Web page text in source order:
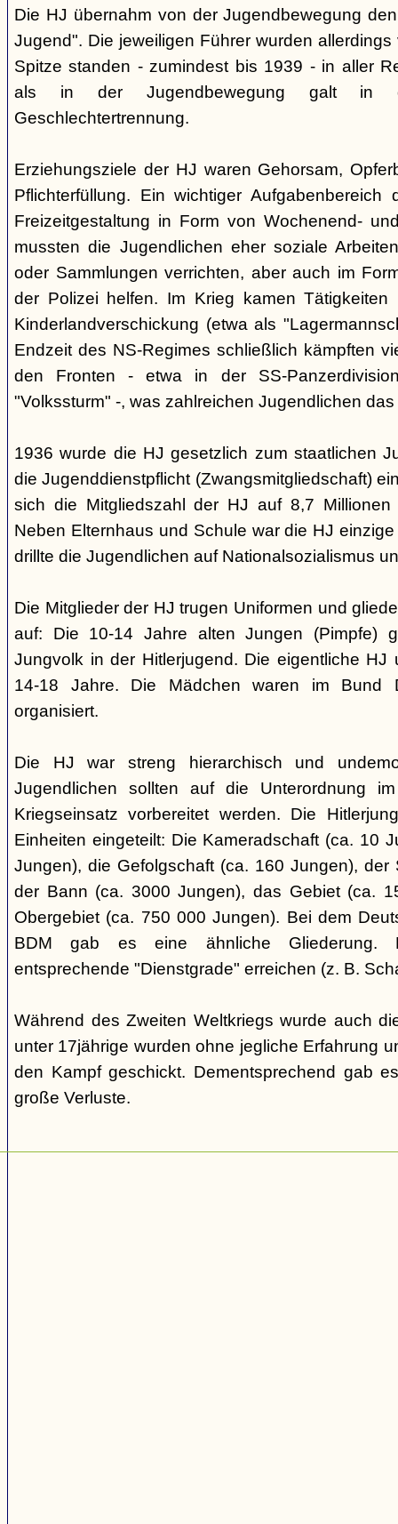
Die HJ übernahm von der Jugendbewegung
Jugend". Die jeweiligen Führer wurden
Spitze standen - zumindest bis 1939 - in aller
als in der Jugendbewegung galt in
Geschlechtertrennung.
Erziehungsziele der HJ waren Gehorsam,
Pflichterfüllung. Ein wichtiger
Freizeitgestaltung in Form von Wochenend-
mussten die Jugendlichen eher soziale
oder Sammlungen verrichten, aber auch im
der Polizei helfen. Im Krieg kamen
Kinderlandverschickung (etwa als
Endzeit des NS-Regimes schließlich kämpften
den Fronten - etwa in der SS-
"Volkssturm" -, was zahlreichen Jugendlichen
1936 wurde die HJ gesetzlich zum staatlichen
die Jugenddienstpflicht (Zwangsmitgliedschaft)
sich die Mitgliedszahl der HJ auf 8,7 Millionen
Neben Elternhaus und Schule war die HJ
drillte die Jugendlichen auf Nationalsozialismus
Die Mitglieder der HJ trugen Uniformen und
auf: Die 10-14 Jahre alten Jungen (Pimpfe)
Jungvolk in der Hitlerjugend. Die eigentliche HJ
14-18 Jahre. Die Mädchen waren im Bund
organisiert.
Die HJ war streng hierarchisch und
Jugendlichen sollten auf die Unterordnung
Kriegseinsatz vorbereitet werden. Die
Einheiten eingeteilt: Die Kameradschaft (ca. 10
Jungen), die Gefolgschaft (ca. 160 Jungen), der
der Bann (ca. 3000 Jungen), das Gebiet (ca.
Obergebiet (ca. 750 000 Jungen). Bei dem
BDM gab es eine ähnliche Gliederung.
entsprechende "Dienstgrade" erreichen (z. B.
Während des Zweiten Weltkriegs wurde auch
unter 17jährige wurden ohne jegliche Erfahrung
den Kampf geschickt. Dementsprechend gab
große Verluste.